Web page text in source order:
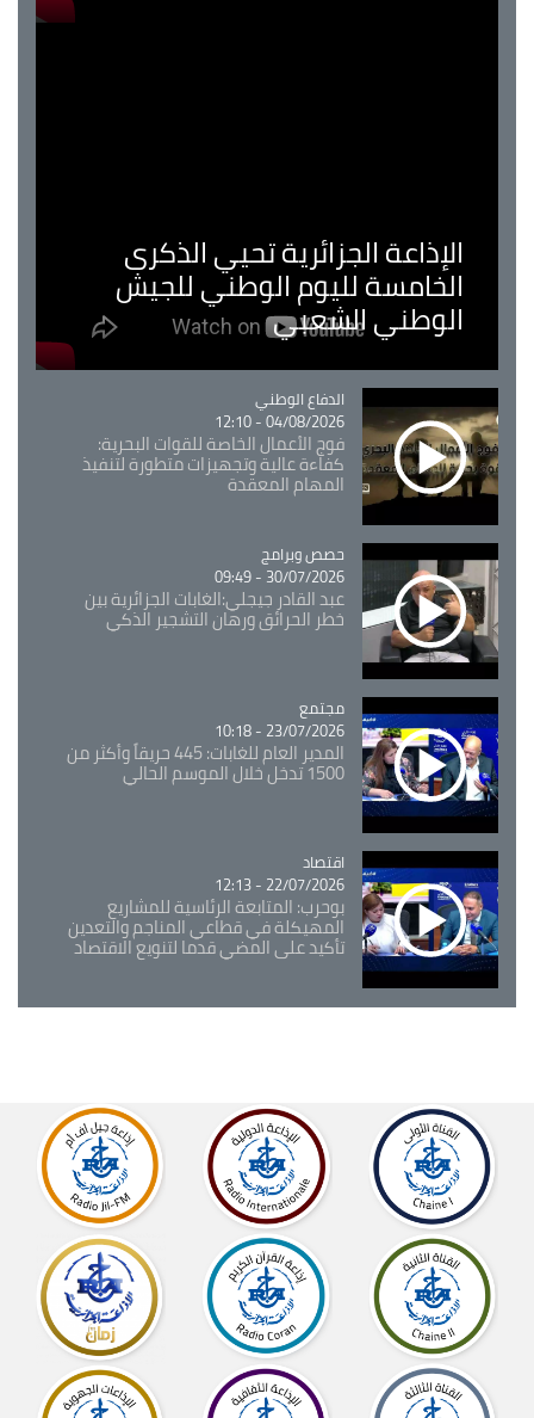
الإذاعة الجزائرية تحيي الذكرى
الخامسة لليوم الوطني للجيش
الوطني الشعبي
Catégorie
الدفاع الوطني
04/08/2026 - 12:10
فوج الأعمال الخاصة للقوات البحرية:
كفاءة عالية وتجهيزات متطورة لتنفيذ
المهام المعقدة
Catégorie
حصص وبرامج
30/07/2026 - 09:49
عبد القادر جيجلي:الغابات الجزائرية بين
خطر الحرائق ورهان التشجير الذكي
Catégorie
مجتمع
23/07/2026 - 10:18
المدير العام للغابات: 445 حريقاً وأكثر من
1500 تدخل خلال الموسم الحالي
Catégorie
اقتصاد
22/07/2026 - 12:13
بوحرب: المتابعة الرئاسية للمشاريع
المهيكلة في قطاعي المناجم والتعدين
تأكيد على المضي قدما لتنويع الاقتصاد